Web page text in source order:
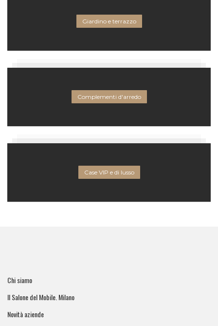
Giardino e terrazzo
Complementi d'arredo
Case VIP e di lusso
Chi siamo
Il Salone del Mobile. Milano
Novità aziende